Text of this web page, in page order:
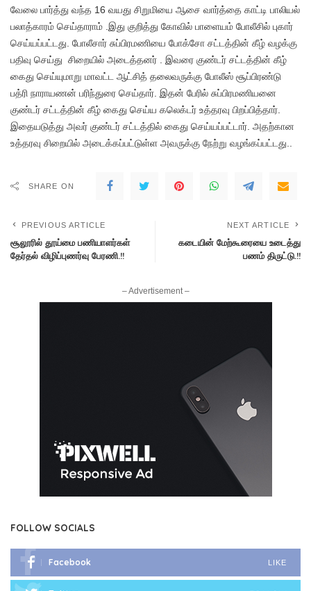
வேலை பார்த்து வந்த 16 வயது சிறுமியை ஆசை வார்த்தை காட்டி பாலியல்
பலாத்காரம் செய்தாராம் .இது குறித்து கோவில் பாளையம் போலீசில் புகார்
செய்யப்பட்டது. போலீசார் சுப்பிரமணியை போக்சோ சட்டத்தின் கீழ் வழக்கு
பதிவு செய்து சிறையில் அடைத்தனர் . இவரை குண்டர் சட்டத்தின் கீழ்
கைது செய்யுமாறு மாவட்ட ஆட்சித் தலைவருக்கு போலீஸ் சூப்பிரண்டு
பத்ரி நாராயணன் பரிந்துரை செய்தார். இதன் பேரில் சுப்பிரமணியனை
குண்டர் சட்டத்தின் கீழ் கைது செய்ய கலெக்டர் உத்தரவு பிறப்பித்தார்.
இதையடுத்து அவர் குண்டர் சட்டத்தில் கைது செய்யப்பட்டார். அதற்கான
உத்தரவு சிறையில் அடைக்கப்பட்டுள்ள அவருக்கு நேற்று வழங்கப்பட்டது..
SHARE ON
PREVIOUS ARTICLE
சூலூரில் தூய்மை பணியாளர்கள்
தேர்தல் விழிப்புணர்வு பேரணி.!!
NEXT ARTICLE
கடையின் மேற்கூரையை உடைத்து
பணம் திருட்டு.!!
– Advertisement –
FOLLOW SOCIALS
Facebook LIKE